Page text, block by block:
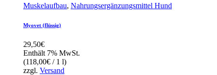
Muskelaufbau, Nahrungsergänzungsmittel Hund
Myovet (flüssig)
29,50€
Enthält 7% MwSt.
(118,00€ / 1 l)
zzgl. Versand